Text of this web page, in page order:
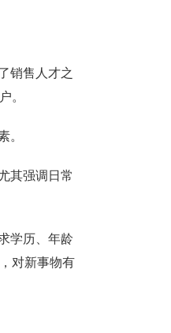
销售人才之
。
。
其强调日常
学历、年龄
对新事物有